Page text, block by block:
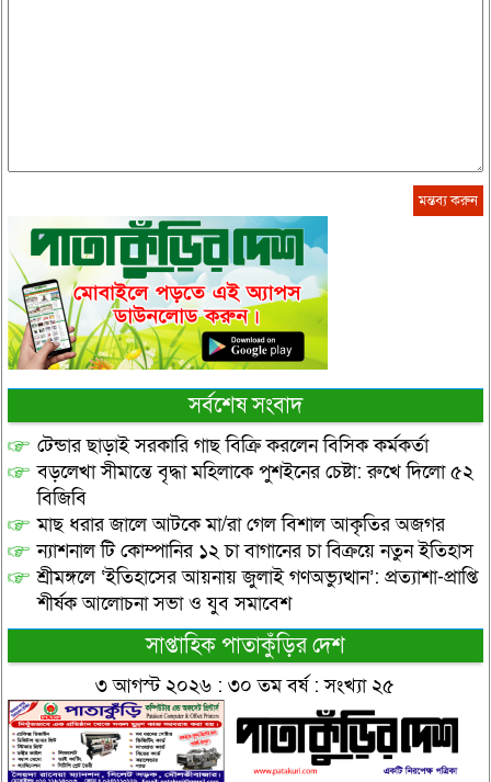
সর্বশেষ সংবাদ
টেন্ডার ছাড়াই সরকারি গাছ বিক্রি করলেন বিসিক কর্মকর্তা
বড়লেখা সীমান্তে বৃদ্ধা মহিলাকে পুশইনের চেষ্টা: রুখে দিলো ৫২
বিজিবি
মাছ ধরার জালে আটকে মা/রা গেল বিশাল আকৃতির অজগর
ন্যাশনাল টি কোম্পানির ১২ চা বাগানের চা বিক্রয়ে নতুন ইতিহাস
শ্রীমঙ্গলে ‘ইতিহাসের আয়নায় জুলাই গণঅভ্যুত্থান’: প্রত্যাশা-প্রাপ্তি
শীর্ষক আলোচনা সভা ও যুব সমাবেশ
সাপ্তাহিক পাতাকুঁড়ির দেশ
৩ আগস্ট ২০২৬ : ৩০ তম বর্ষ : সংখ্যা ২৫